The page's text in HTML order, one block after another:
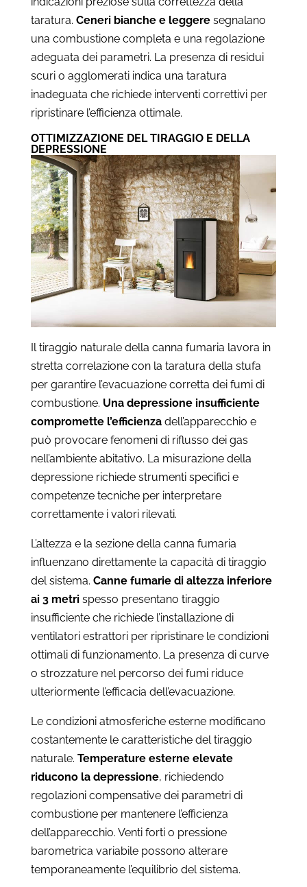
taratura. Ceneri bianche e leggeresegnalano
una combustione completa e una regolazione
adeguata dei parametri. La presenza di residui
scuri o agglomerati indica una taratura
inadeguata che richiede interventi correttivi per
ripristinare l’efficienza ottimale.
OTTIMIZZAZIONE DEL TIRAGGIO E DELLA
DEPRESSIONE
Il tiraggio naturale della canna fumaria lavora in
stretta correlazione con la taratura della stufa
per garantire l’evacuazione corretta dei fumi di
combustione. Una depressione insufficiente
compromette l’efficienzadell’apparecchio e
può provocare fenomeni di riflusso dei gas
nell’ambiente abitativo. La misurazione della
depressione richiede strumenti specifici e
competenze tecniche per interpretare
correttamente i valori rilevati.
L’altezza e la sezione della canna fumaria
influenzano direttamente la capacità di tiraggio
del sistema. Canne fumarie di altezza inferiore
ai 3 metrispesso presentano tiraggio
insufficiente che richiede l’installazione di
ventilatori estrattori per ripristinare le condizioni
ottimali di funzionamento. La presenza di curve
o strozzature nel percorso dei fumi riduce
ulteriormente l’efficacia dell’evacuazione.
Le condizioni atmosferiche esterne modificano
costantemente le caratteristiche del tiraggio
naturale. Temperature esterne elevate
riducono la depressione, richiedendo
regolazioni compensative dei parametri di
combustione per mantenere l’efficienza
dell’apparecchio. Venti forti o pressione
barometrica variabile possono alterare
temporaneamente l’equilibrio del sistema.